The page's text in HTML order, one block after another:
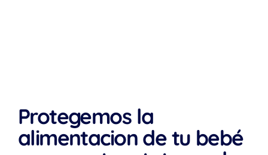
Protegemos la
alimentacion de tu bebé